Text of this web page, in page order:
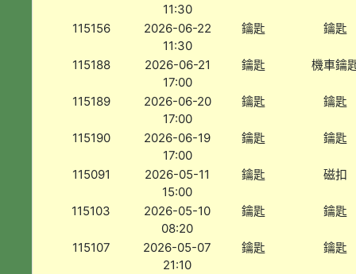
11:30
115156
2026-06-22
11:30
鑰匙 鑰匙
115188
2026-06-21
17:00
鑰匙 機車鑰
115189
2026-06-20
17:00
鑰匙 鑰匙
115190
2026-06-19
17:00
鑰匙 鑰匙
115091
2026-05-11
15:00
鑰匙 磁扣
115103
2026-05-10
08:20
鑰匙 鑰匙
115107
2026-05-07
21:10
鑰匙 鑰匙